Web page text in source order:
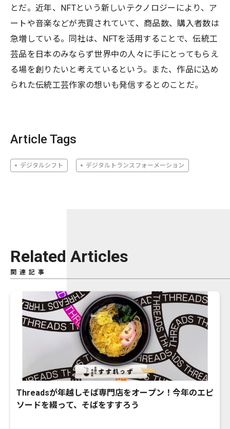
とだ。近年、NFTという新しいテクノロジーにより、ア
ートや音楽などが売買されていて、商品数、購入者数は
急増している。同社は、NFTを活用することで、伝統工
芸品を日本のみならず世界中の人々に手にとってもらえ
る場を創りたいと考えているという。また、作品に込め
られた伝統工芸作家の想いも発信するとのことだ。
Article Tags
デジタルシフト デジタルトランスフォーメーション
Related Articles
関連記事
Threadsが年越しそば専門店をオープン！今年のエピ
ソードを綴って、そばをすすろう